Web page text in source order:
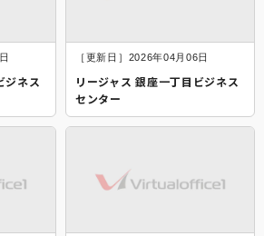
ジネス
［更新日］2026年04月06日
リージャス 銀座一丁目ビジネス
センター